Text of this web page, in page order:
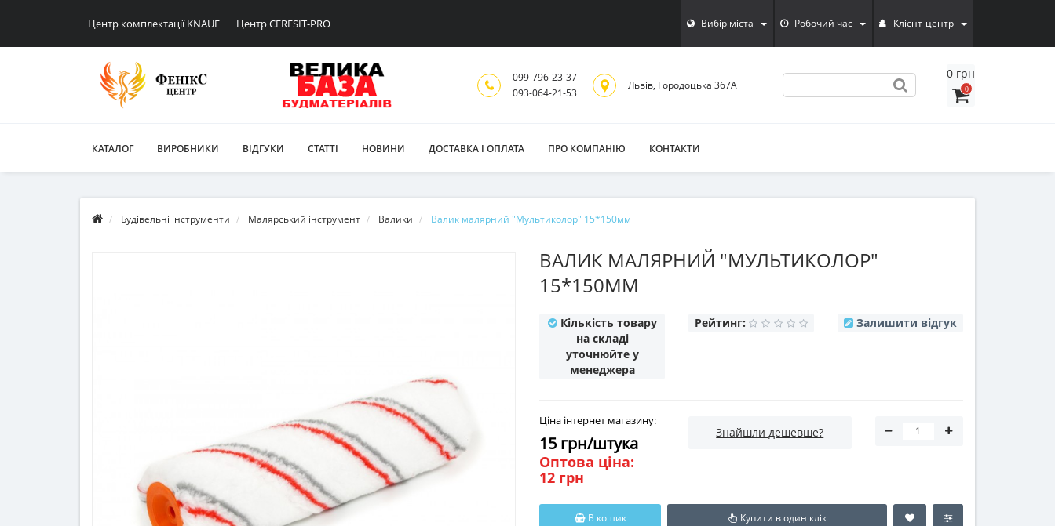
Центр комплектації KNAUF Центр CERESIT-PRO Вибiр мiста Робочий час Клієнт-центр
099-796-23-37
093-064-21-53
Львiв, Городоцька 367А
0 грн
0
КАТАЛОГ ВИРОБНИКИ ВІДГУКИ СТАТТІ НОВИНИ ДОСТАВКА І ОПЛАТА ПРО КОМПАНІЮ КОНТАКТИ
Будівельні інструменти Малярський інструмент Валики Валик малярний "Мультиколор" 15*150мм
ВАЛИК МАЛЯРНИЙ "МУЛЬТИКОЛОР"
15*150ММ
Кількість товару
на складі
уточнюйте у
менеджера
Рейтинг: Залишити відгук
Ціна інтернет магазину:
15 грн/штука
Оптова ціна:
12 грн
Знайшли дешевше?
В кошик Купити в один клік